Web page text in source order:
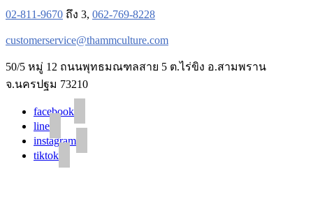
02-811-9670 ถึง 3, 062-769-8228
customerservice@thammculture.com
50/5 หมู่ 12 ถนนพุทธมณฑลสาย 5 ต.ไร่ขิง อ.สามพราน
จ.นครปฐม 73210
facebook
line
instagram
tiktok